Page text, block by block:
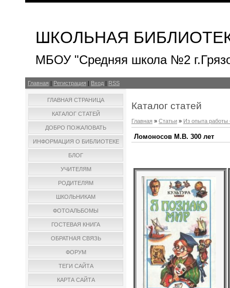
ШКОЛЬНАЯ
МБОУ "Средняя школа №2
Главная Регистрация Вход RSS
ГЛАВНАЯ СТРАНИЦА
КАТАЛОГ СТАТЕЙ
ДОБРО ПОЖАЛОВАТЬ
ИНФОРМАЦИЯ О БИБЛИОТЕКЕ
БЛОГ
УЧИТЕЛЯМ
РОДИТЕЛЯМ
ШКОЛЬНИКАМ
ФОТОАЛЬБОМЫ
ГОСТЕВАЯ КНИГА
ОБРАТНАЯ СВЯЗЬ
ФОРУМ
ТЕГИ САЙТА
КАРТА САЙТА
Каталог статей
Главная » Статьи » Из опыта работы
Ломоносов М.В. 300 лет